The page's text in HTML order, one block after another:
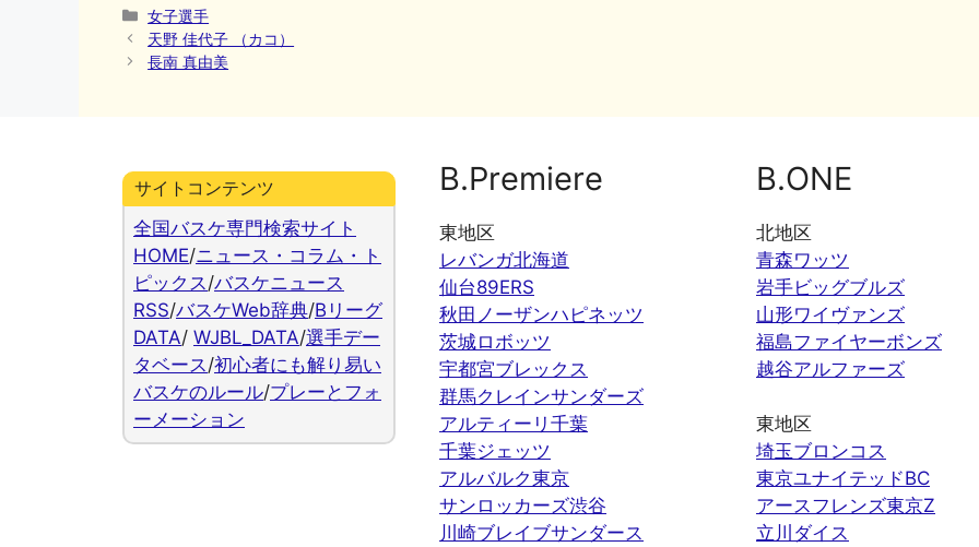
カ
テ
ゴ
女子選手
天野 佳代子 （カコ）
長南 真由美
サイトコンテンツ
全国バスケ専門検索サイト
HOME/ニュース・コラム・ト
ピックス /バスケニュース
RSS/バスケWeb辞典/Bリーグ
DATA/ WJBL_DATA/選手デー
タベース /初心者にも解り易い
バスケのルール/プレーとフォ
ーメーション
B.Premiere
東地区
レバンガ北海道
仙台89ERS
秋田ノーザンハピネッツ
茨城ロボッツ
宇都宮ブレックス
群馬クレインサンダーズ
アルティーリ千葉
千葉ジェッツ
アルバルク東京
サンロッカーズ渋谷
川崎ブレイブサンダース
B.ONE
北地区
青森ワッツ
岩手ビッグブルズ
山形ワイヴァンズ
福島ファイヤーボンズ
越谷アルファーズ
東地区
埼玉ブロンコス
東京ユナイテッドBC
アースフレンズ東京Z
立川ダイス